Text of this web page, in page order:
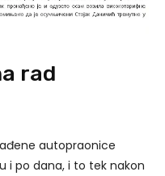
rad
autopraonice
i po dana, i to tek nakon